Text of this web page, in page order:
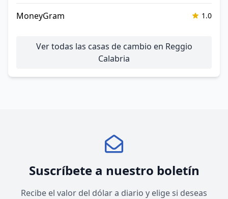
MoneyGram 1.0
Ver todas las casas de cambio en Reggio
Calabria
Suscríbete a nuestro boletín
Recibe el valor del dólar a diario y elige si deseas